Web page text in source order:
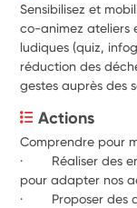
Sensibilisez et
co-animez ateliers
ludiques (quiz,
réduction des
gestes auprès des
Actions
Comprendre pour
·        Réaliser
pour adapter nos
·        Proposer